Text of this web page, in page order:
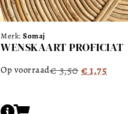
Merk: Somaj
WENSKAART PROFICIAT
Op voorraad€3,50€1,75